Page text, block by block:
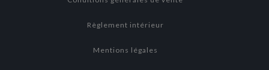
Règlement intérieur
Mentions légales